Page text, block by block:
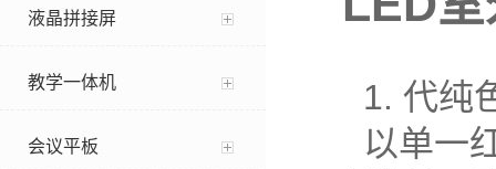
液晶拼接屏
教学一体机
会议平板
1. 代纯
以单一